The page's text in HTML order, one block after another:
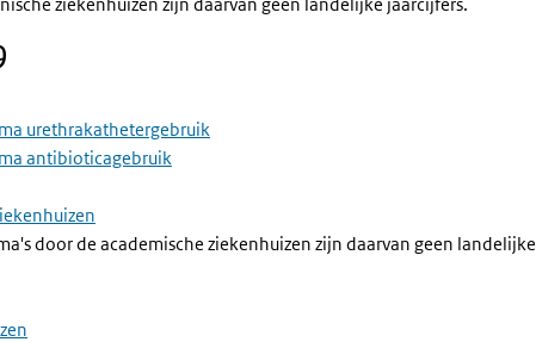
urethrakathetergebruik
antibioticagebruik
door de academische ziekenhuizen zijn daarvan geen landelijke